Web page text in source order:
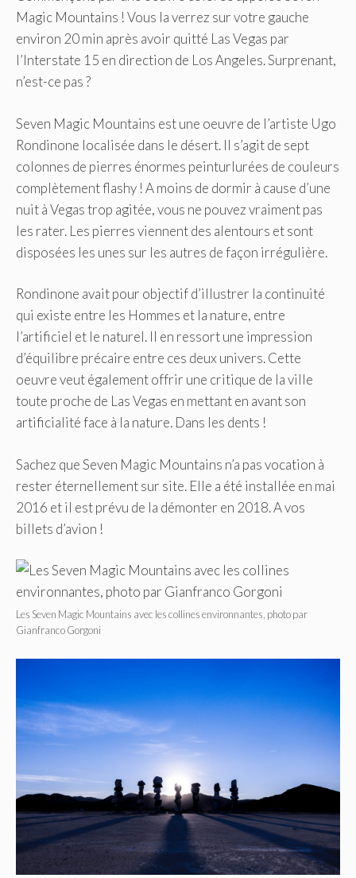
Magic Mountains ! Vous la verrez sur votre gauche
environ 20 min après avoir quitté Las Vegas par
l’Interstate 15 en direction de Los Angeles. Surprenant,
n’est-ce pas ?
Seven Magic Mountains est une oeuvre de l’artiste Ugo
Rondinone localisée dans le désert. Il s’agit de sept
colonnes de pierres énormes peinturlurées de couleurs
complètement flashy ! A moins de dormir à cause d’une
nuit à Vegas trop agitée, vous ne pouvez vraiment pas
les rater. Les pierres viennent des alentours et sont
disposées les unes sur les autres de façon irrégulière.
Rondinone avait pour objectif d’illustrer la continuité
qui existe entre les Hommes et la nature, entre
l’artificiel et le naturel. Il en ressort une impression
d’équilibre précaire entre ces deux univers. Cette
oeuvre veut également offrir une critique de la ville
toute proche de Las Vegas en mettant en avant son
artificialité face à la nature. Dans les dents !
Sachez que Seven Magic Mountains n’a pas vocation à
rester éternellement sur site. Elle a été installée en mai
2016 et il est prévu de la démonter en 2018. A vos
billets d’avion !
Les Seven Magic Mountains avec les collines environnantes, photo par
Gianfranco Gorgoni